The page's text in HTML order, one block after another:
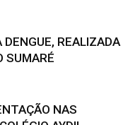
REALIZADA
SUMARÉ
NAS